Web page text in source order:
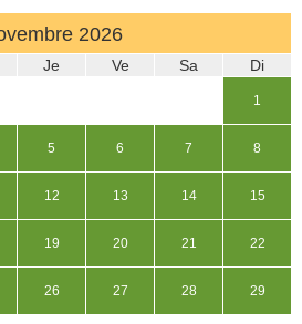
2026
Je Ve Sa Di
1
5 6 7 8
12 13 14 15
19 20 21 22
26 27 28 29